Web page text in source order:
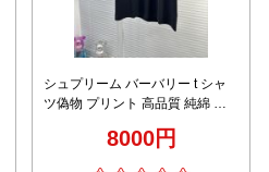
シュプリーム バーバリー t シャ
ツ偽物 プリント 高品質 純綿 ト
8000円